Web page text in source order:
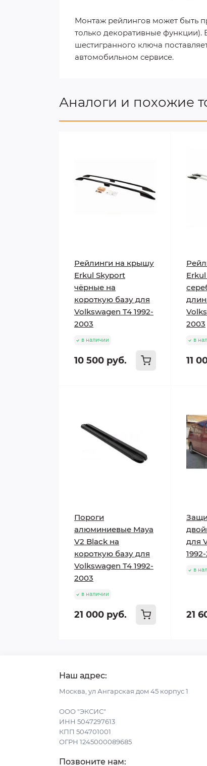
Монтаж рейлингов может быть
только декоративные
шестигранного ключа
автомобильном сервисе.
Аналоги и похожие
Рейлинги на крышу
Erkul Skyport
чёрные на
короткую базу для
Volkswagen T4 1992-
2003
в наличии
10 500 руб.
2003
в
11
Пороги
алюминиевые Maya
V2 Black на
короткую базу для
Volkswagen T4 1992-
2003
в наличии
21 000 руб.
для
в
21
Наш адрес:
Москва, ул Ангарская дом 45 корпус 1
ООО "ЭКСИС"
ИНН 5047297613
КПП 504701001
ОГРН 1245000089685
Позвоните нам: